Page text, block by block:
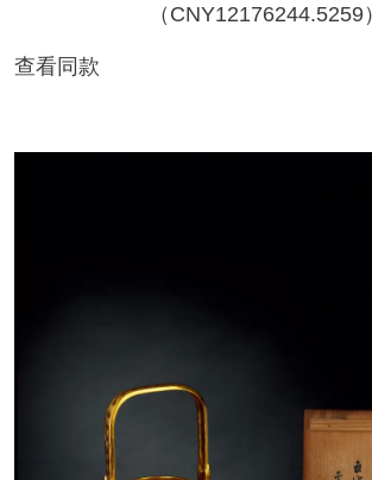
（CNY12176244.5259）
查看同款